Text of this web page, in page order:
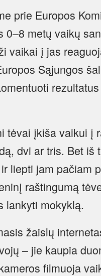
prie Europos
0–8 metų vaikų
vaikai į jas
Sąjungos
tėvai įkiša vaikui į
dvi ar tris. Bet iš
liepti jam pačiam
raštingumą
lankyti mokyklą.
žaislų
– jie kaupia
filmuoja